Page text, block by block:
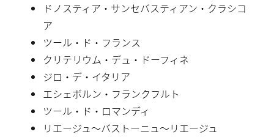
ドノスティア・サンセバスティアン・クラシコ
ア
ツール・ド・フランス
クリテリウム・デュ・ドーフィネ
ジロ・デ・イタリア
エシェボルン・フランクフルト
ツール・ド・ロマンディ
リエージュ〜バストーニュ〜リエージュ